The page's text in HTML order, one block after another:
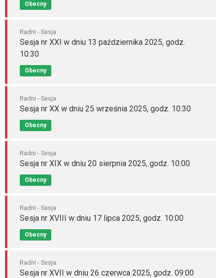
Obecny
Radni - Sesja
Sesja nr XXI w dniu 13 października 2025, godz.
10:30
Obecny
Radni - Sesja
Sesja nr XX w dniu 25 września 2025, godz. 10:30
Obecny
Radni - Sesja
Sesja nr XIX w dniu 20 sierpnia 2025, godz. 10:00
Obecny
Radni - Sesja
Sesja nr XVIII w dniu 17 lipca 2025, godz. 10:00
Obecny
Radni - Sesja
Sesja nr XVII w dniu 26 czerwca 2025, godz. 09:00